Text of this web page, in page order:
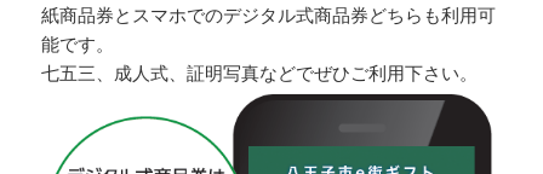
紙商品券とスマホでのデジタル式商品券どちらも利用可
能です。
七五三、成人式、証明写真などでぜひご利用下さい。